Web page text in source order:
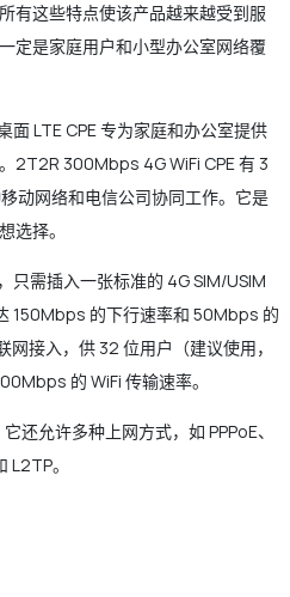
有这些特点使该产品越来越受到服
定是家庭用户和小型办公室网络覆
面 LTE CPE 专为家庭和办公室提供
2T2R 300Mbps 4G WiFi CPE 有 3
动网络和电信公司协同工作。它是
选择。
只需插入一张标准的 4G SIM/USIM
150Mbps 的下行速率和 50Mbps 的
网接入，供 32 位用户（建议使用，
的 WiFi 传输速率。
还允许多种上网方式，如 PPPoE、
L2TP。